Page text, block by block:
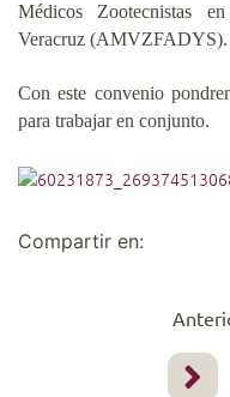
Médicos Zootecnistas
Veracruz (AMVZFADYS).
Con este convenio
para trabajar en conjunto.
Compartir en: